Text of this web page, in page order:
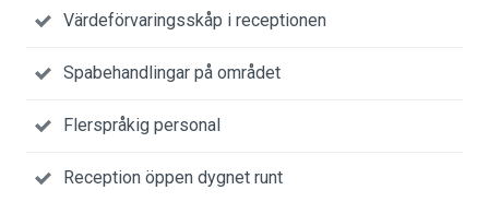
Värdeförvaringsskåp i receptionen
Spabehandlingar på området
Flerspråkig personal
Reception öppen dygnet runt